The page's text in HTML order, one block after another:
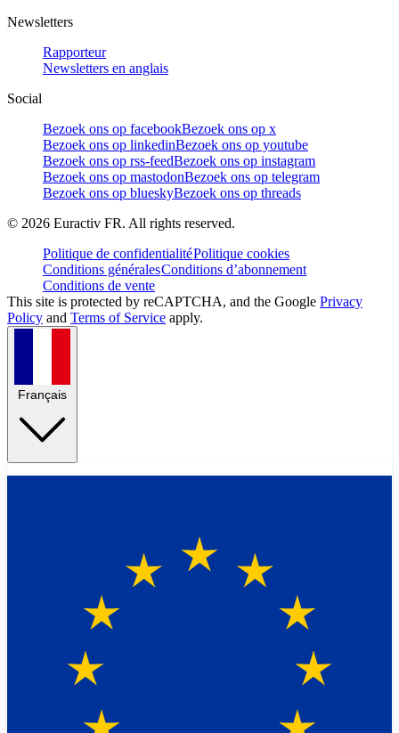
Newsletters
Rapporteur
Newsletters en anglais
Social
Bezoek ons op facebookBezoek ons op x
Bezoek ons op linkedinBezoek ons op youtube
Bezoek ons op rss-feedBezoek ons op instagram
Bezoek ons op mastodonBezoek ons op telegram
Bezoek ons op blueskyBezoek ons op threads
© 2026 Euractiv FR. All rights reserved.
Politique de confidentialitéPolitique cookies
Conditions généralesConditions d’abonnement
Conditions de vente
This site is protected by reCAPTCHA, and the Google Privacy
Policy and Terms of Service apply.
Français